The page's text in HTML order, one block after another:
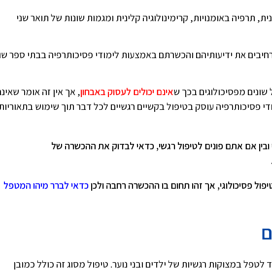
תרפיה באומנויות, קרימינולוגיה קלינית ומגמות שונות של תואר שני
את ידיעותיהם והכשרתם באמצעות לימודי פסיכותרפיה בבתי ספר
מפסיכולוגים בכך שאינם יכולים לעסוק באבחון, אך אין זה אומר
פסיכותרפיה עוסק בטיפול בקשיים רגשיים לכל דבר תוך שימוש
ובין אם אתם פונים לטיפול רגשי, כדאי לבדוק את ההכשרה של
פסיכולוגי, אך זהו תחום בו ההכשרה רחבה ולכןכדאי לברר מיהו המטפל
לטפל במצוקות רגשיות של ילדים ובני נוער. טיפול מסוג זה כולל כמובן